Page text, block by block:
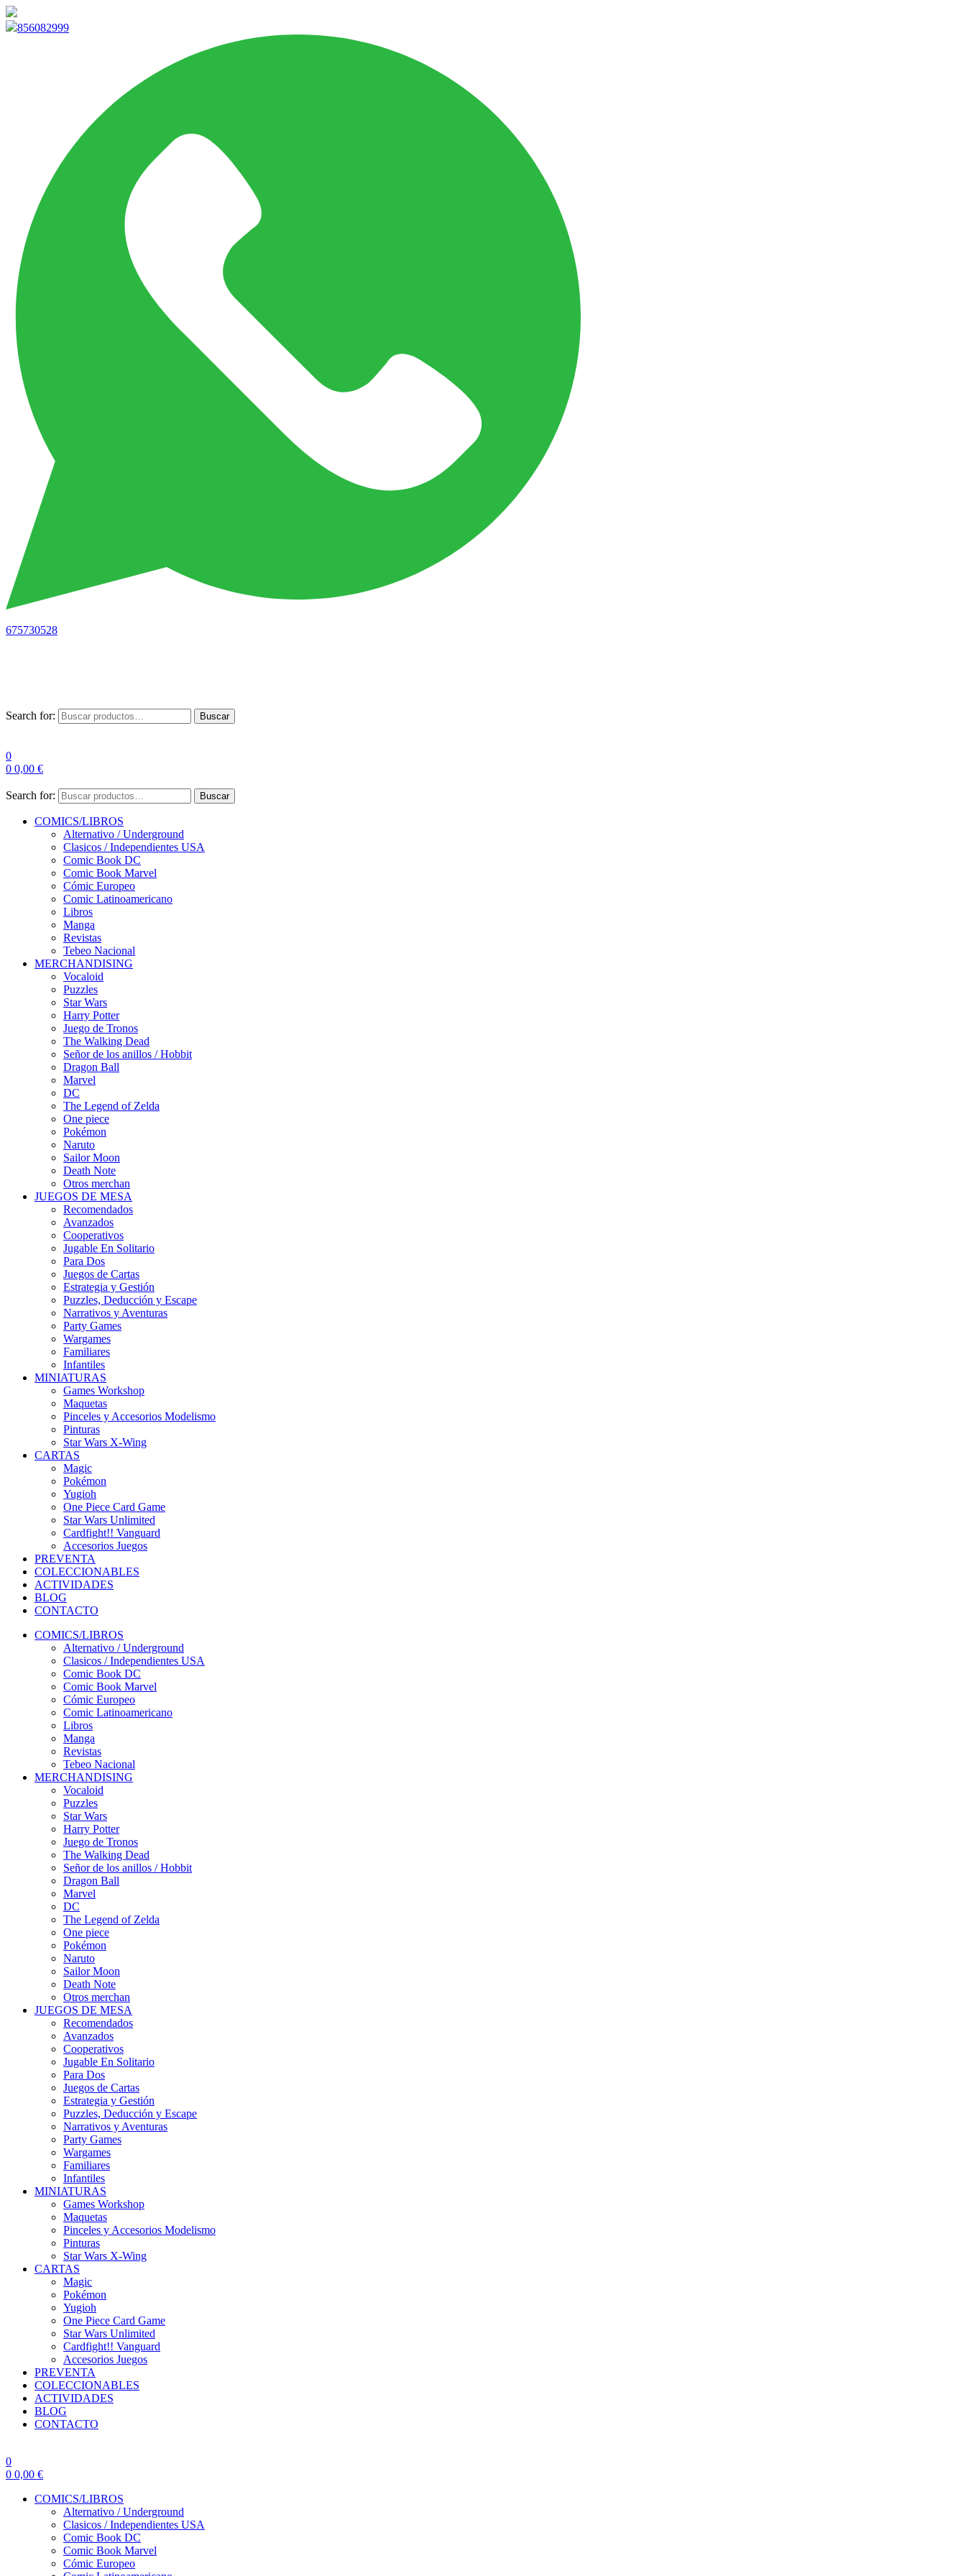
856082999
675730528
Search for: Buscar
0
0 0,00 €
Search for: Buscar
COMICS/LIBROS
Alternativo / Underground
Clasicos / Independientes USA
Comic Book DC
Comic Book Marvel
Cómic Europeo
Comic Latinoamericano
Libros
Manga
Revistas
Tebeo Nacional
MERCHANDISING
Vocaloid
Puzzles
Star Wars
Harry Potter
Juego de Tronos
The Walking Dead
Señor de los anillos / Hobbit
Dragon Ball
Marvel
DC
The Legend of Zelda
One piece
Pokémon
Naruto
Sailor Moon
Death Note
Otros merchan
JUEGOS DE MESA
Recomendados
Avanzados
Cooperativos
Jugable En Solitario
Para Dos
Juegos de Cartas
Estrategia y Gestión
Puzzles, Deducción y Escape
Narrativos y Aventuras
Party Games
Wargames
Familiares
Infantiles
MINIATURAS
Games Workshop
Maquetas
Pinceles y Accesorios Modelismo
Pinturas
Star Wars X-Wing
CARTAS
Magic
Pokémon
Yugioh
One Piece Card Game
Star Wars Unlimited
Cardfight!! Vanguard
Accesorios Juegos
PREVENTA
COLECCIONABLES
ACTIVIDADES
BLOG
CONTACTO
COMICS/LIBROS
Alternativo / Underground
Clasicos / Independientes USA
Comic Book DC
Comic Book Marvel
Cómic Europeo
Comic Latinoamericano
Libros
Manga
Revistas
Tebeo Nacional
MERCHANDISING
Vocaloid
Puzzles
Star Wars
Harry Potter
Juego de Tronos
The Walking Dead
Señor de los anillos / Hobbit
Dragon Ball
Marvel
DC
The Legend of Zelda
One piece
Pokémon
Naruto
Sailor Moon
Death Note
Otros merchan
JUEGOS DE MESA
Recomendados
Avanzados
Cooperativos
Jugable En Solitario
Para Dos
Juegos de Cartas
Estrategia y Gestión
Puzzles, Deducción y Escape
Narrativos y Aventuras
Party Games
Wargames
Familiares
Infantiles
MINIATURAS
Games Workshop
Maquetas
Pinceles y Accesorios Modelismo
Pinturas
Star Wars X-Wing
CARTAS
Magic
Pokémon
Yugioh
One Piece Card Game
Star Wars Unlimited
Cardfight!! Vanguard
Accesorios Juegos
PREVENTA
COLECCIONABLES
ACTIVIDADES
BLOG
CONTACTO
0
0 0,00 €
COMICS/LIBROS
Alternativo / Underground
Clasicos / Independientes USA
Comic Book DC
Comic Book Marvel
Cómic Europeo